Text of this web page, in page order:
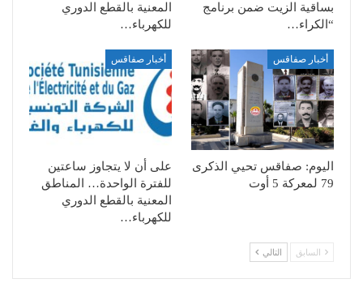
بساقية الزيت ضمن برنامج
“الكراء…
المعنية بالقطع الدوري
للكهرباء…
أخبار صفاقس
اليوم: صفاقس تحيي الذكرى
79 لمعركة 5 أوت
أخبار صفاقس
على أن لا يتجاوز ساعتين
للفترة الواحدة… المناطق
المعنية بالقطع الدوري
للكهرباء…
السابق التالي